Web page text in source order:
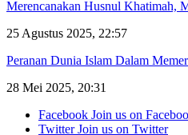
Merencanakan Husnul Khatimah,
25 Agustus 2025, 22:57
Peranan Dunia Islam Dalam
28 Mei 2025, 20:31
Facebook Join us on
Twitter Join us on Twitter